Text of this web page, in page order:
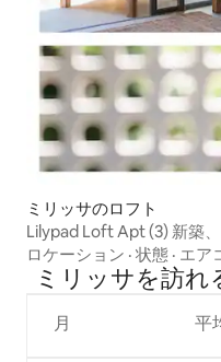
ミリッサのロフト
Lilypad Loft Apt (3) 新築
い
ロケーション · 状態 · エア
ミリッサを訪⁠れ⁠
月 平